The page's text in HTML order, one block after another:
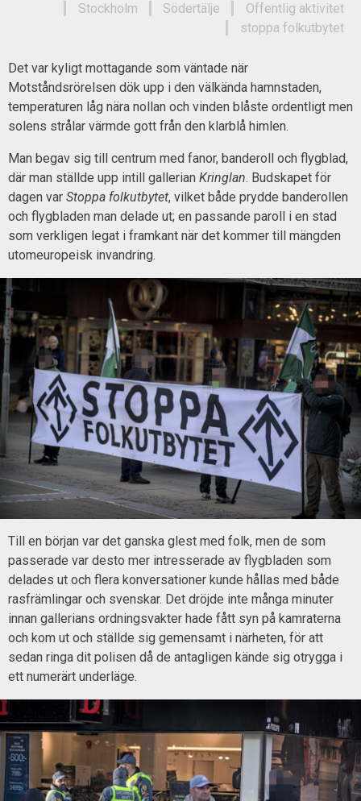
Offentlig aktivitet
Södertälje
Stockholm
stoppa folkutbytet
Det var kyligt mottagande som väntade när
Motståndsrörelsen dök upp i den välkända hamnstaden,
temperaturen låg nära nollan och vinden blåste ordentligt men
solens strålar värmde gott från den klarblå himlen.
Man begav sig till centrum med fanor, banderoll och flygblad,
där man ställde upp intill gallerian Kringlan. Budskapet för
dagen var Stoppa folkutbytet, vilket både prydde banderollen
och flygbladen man delade ut; en passande paroll i en stad
som verkligen legat i framkant när det kommer till mängden
utomeuropeisk invandring.
Till en början var det ganska glest med folk, men de som
passerade var desto mer intresserade av flygbladen som
delades ut och flera konversationer kunde hållas med både
rasfrämlingar och svenskar. Det dröjde inte många minuter
innan gallerians ordningsvakter hade fått syn på kamraterna
och kom ut och ställde sig gemensamt i närheten, för att
sedan ringa dit polisen då de antagligen kände sig otrygga i
ett numerärt underläge.